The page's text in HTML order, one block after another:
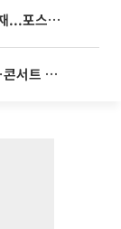
[증시키워드] 반도체 충격 뚫은 개별 호재...포스코퓨처엠·에코프로·한화솔루션 '눈길'
빅뱅, 20주년 기념 '새 뱅봉' 선보인다⋯콘서트 앞두고 팝업 개최